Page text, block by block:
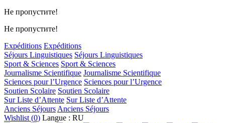
Не пропустите!
Не пропустите!
Expéditions Expéditions
Séjours Linguistiques Séjours Linguistiques
Sport & Sciences Sport & Sciences
Journalisme Scientifique Journalisme Scientifique
Sciences pour l’Urgence Sciences pour l’Urgence
Soutien Scolaire Soutien Scolaire
Sur Liste d’Attente Sur Liste d’Attente
Anciens SéjoursAnciens Séjours
Wishlist (0) Langue : RU